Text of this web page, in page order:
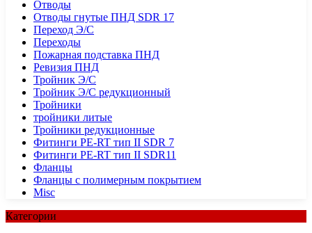
Отводы
Отводы гнутые ПНД SDR 17
Переход Э/С
Переходы
Пожарная подставка ПНД
Ревизия ПНД
Тройник Э/С
Тройник Э/С редукционный
Тройники
тройники литые
Тройники редукционные
Фитинги PE-RT тип II SDR 7
Фитинги PE-RT тип II SDR11
Фланцы
Фланцы с полимерным покрытием
Misc
Категории